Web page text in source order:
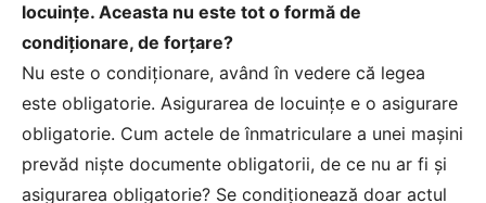
locuinţe. Aceasta nu este tot o formă de
condiţionare, de forţare?
Nu este o condiţionare, având în vedere că legea
este obligatorie. Asigurarea de locuinţe e o asigurare
obligatorie. Cum actele de înmatriculare a unei maşini
prevăd nişte documente obligatorii, de ce nu ar fi şi
asigurarea obligatorie? Se condiţionează doar actul